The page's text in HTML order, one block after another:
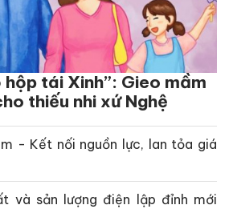
tái Xinh”: Gieo mầm
thiếu nhi xứ Nghệ
- Kết nối nguồn lực, lan tỏa giá
và sản lượng điện lập đỉnh mới